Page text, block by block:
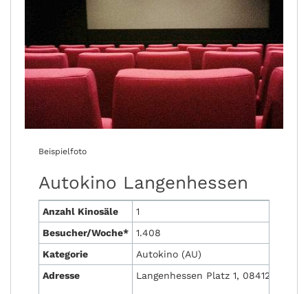
Beispielfoto
Autokino Langenhessen
Anzahl Kinosäle
1
Besucher/Woche*
1.408
Kategorie
Autokino (AU)
Adresse
Langenhessen Platz 1, 08412